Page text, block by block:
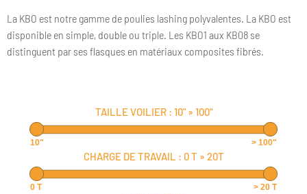
La KBO est notre gamme de poulies lashing polyvalentes. La KBO est
disponible en simple, double ou triple. Les KBO1 aux KB08 se
distinguent par ses flasques en matériaux composites fibrés.
TAILLE VOILIER : 10"» 100"
10" > 100"
CHARGE DE TRAVAIL : 0 T » 20T
0 T > 20 T